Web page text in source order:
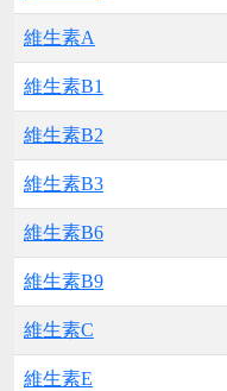
維生素A
維生素B1
維生素B2
維生素B3
維生素B6
維生素B9
維生素C
維生素E